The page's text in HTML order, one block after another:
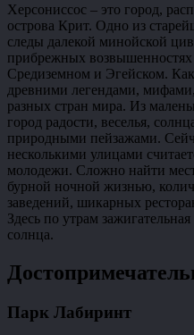
Херсониссос – это город,
острова Крит. Одно из
следы далекой минойской
прибрежных
Средиземном и Эгейском.
древними легендами,
разных стран мира. Из
город радости, веселья,
природными пейзажами.
несколькими улицами
молодежи. Сложно найти
бурной ночной жизнью,
заведений, шикарных
Здесь по утрам
солнца.
Парк Лабиринт